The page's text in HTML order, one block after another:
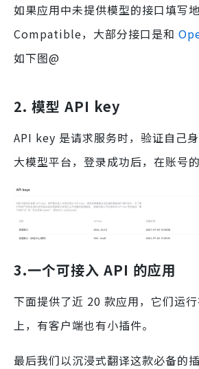
如果应用中未提供模型的接口填写
Compatible，大部分接口是和
如下图@
2. 模型 API key
API key 是请求服务时，验证自己
大模型平台，登录成功后，在账号
3.一个可接入 API 的应用
下面提供了近 20 款应用，它们运
上，有客户端也有小插件。
最后我们以沉浸式翻译这款必备的